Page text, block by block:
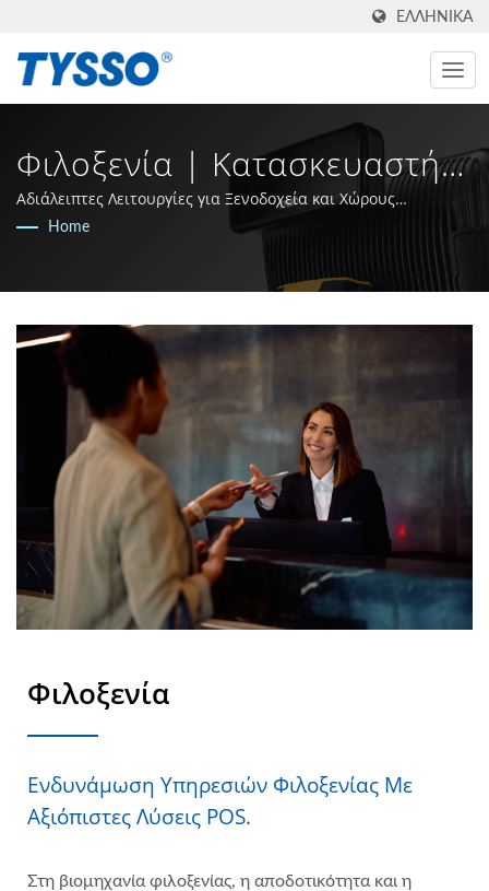
ΕΛΛΗΝΙΚΆ
Φιλοξενία | Κατασκευαστής
AIDC & POS Από Την Ταϊβάν
Από Το 1981 | FAMETECH
INC
Αδιάλειπτες Λειτουργίες για Ξενοδοχεία και Χώρους
Υπηρεσιών Εστίασης.
Home
Φιλοξενία
Ενδυνάμωση Υπηρεσιών Φιλοξενίας Με
Αξιόπιστες Λύσεις POS.
Στη βιομηχανία φιλοξενίας, η αποδοτικότητα και η